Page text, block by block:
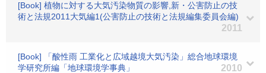
[Book] 植物に対する大気汚染物質の影響,新・公害防止の技
術と法規2011大気編1(公害防止の技術と法規編集委員会編)
2011
[Book] 「酸性雨 工業化と広域越境大気汚染」総合地球環境
学研究所編「地球環境学事典」
2010